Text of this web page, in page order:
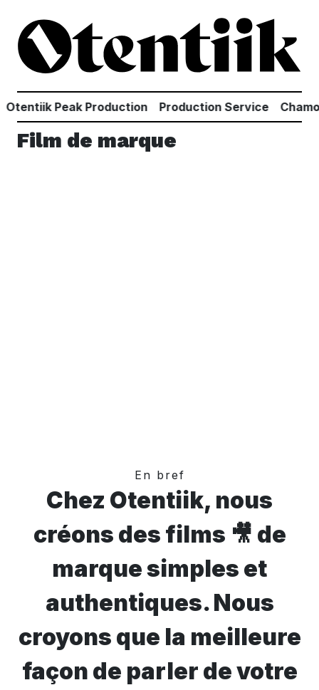
Otentiik Peak Production Production Service
Film de marque
En bref
Chez Otentiik, nous
créons des films 🎥 de
marque simples et
authentiques. Nous
croyons que la meilleure
façon de parler de votre